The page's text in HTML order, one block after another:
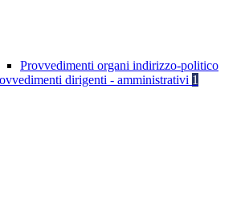
Provvedimenti organi indirizzo-politico
dirigenti - amministrativi 1